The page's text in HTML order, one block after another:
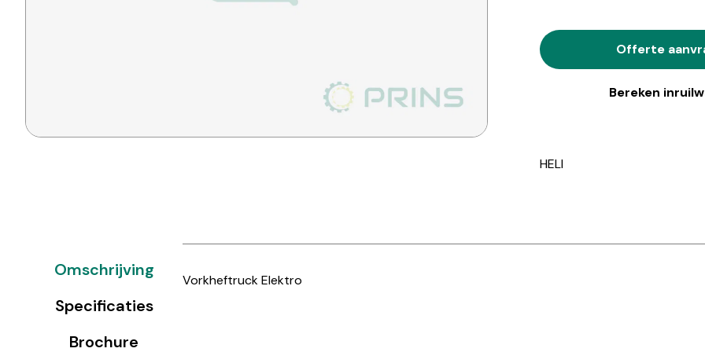
Offerte
Bereken
HELI
Omschrijving
Specificaties
Brochure
Vorkheftruck Elektro